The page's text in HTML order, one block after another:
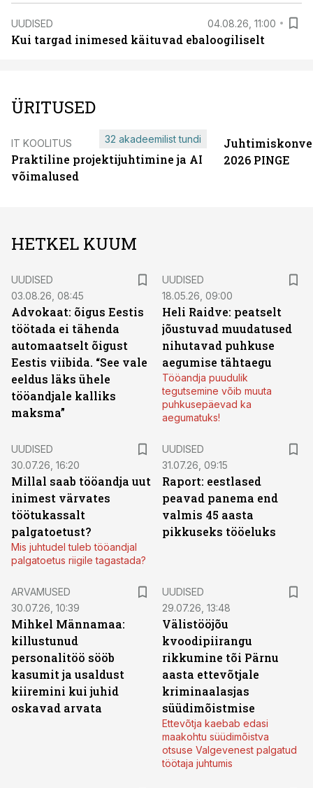
UUDISED 04.08.26, 11:00
Kui targad inimesed käituvad ebaloogiliselt
ÜRITUSED
IT KOOLITUS
Praktiline projektijuhtimine ja AI
võimalused
32 akadeemilist tundi
2026 PINGE
HETKEL KUUM
UUDISED
03.08.26, 08:45
Advokaat: õigus Eestis
töötada ei tähenda
automaatselt õigust
Eestis viibida. “See vale
eeldus läks ühele
tööandjale kalliks
maksma”
UUDISED
18.05.26, 09:00
Heli Raidve: peatselt
jõustuvad muudatused
nihutavad puhkuse
aegumise tähtaegu
Tööandja puudulik
tegutsemine võib muuta
puhkusepäevad ka
aegumatuks!
UUDISED
30.07.26, 16:20
Millal saab tööandja uut
inimest värvates
töötukassalt
palgatoetust?
Mis juhtudel tuleb tööandjal
palgatoetus riigile tagastada?
UUDISED
31.07.26, 09:15
Raport: eestlased
peavad panema end
valmis 45 aasta
pikkuseks tööeluks
ARVAMUSED
30.07.26, 10:39
Mihkel Männamaa:
killustunud
personalitöö sööb
kasumit ja usaldust
kiiremini kui juhid
oskavad arvata
UUDISED
29.07.26, 13:48
Välistööjõu
kvoodipiirangu
rikkumine tõi Pärnu
aasta ettevõtjale
kriminaalasjas
süüdimõistmise
Ettevõtja kaebab edasi
maakohtu süüdimõistva
otsuse Valgevenest palgatud
töötaja juhtumis